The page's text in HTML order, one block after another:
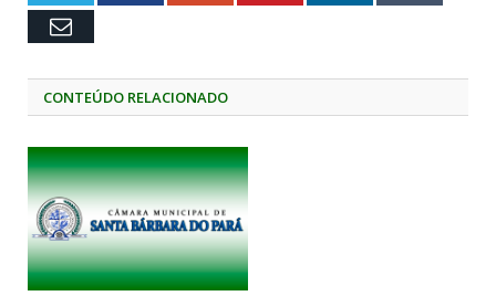
Email
CONTEÚDO RELACIONADO